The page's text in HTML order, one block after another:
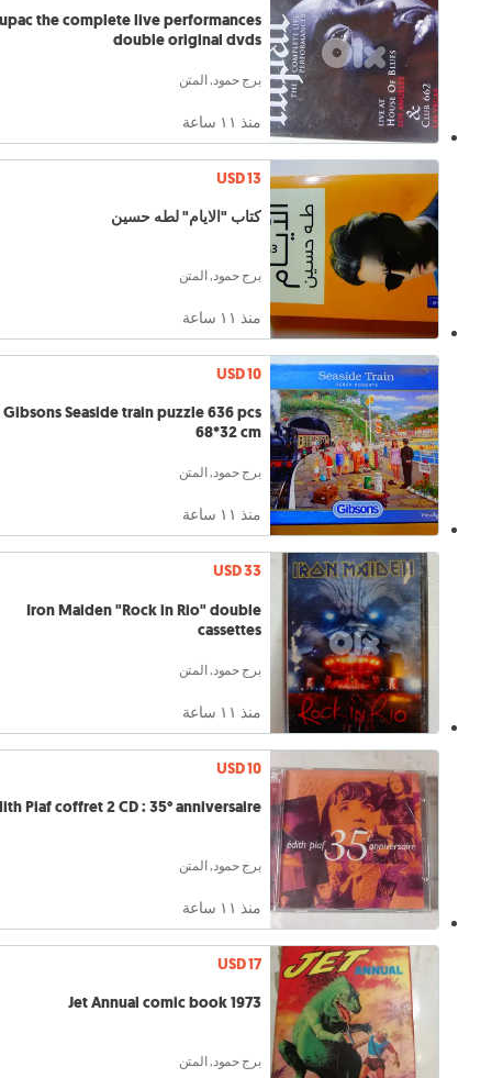
the complete live performances
double original dvds
برج حمود, المتن
منذ ١١ ساعة
USD 13
كتاب "الايام" لطه حسين
برج حمود, المتن
منذ ١١ ساعة
USD 10
Gibsons Seaside train puzzle 636 pcs
68*32 cm
برج حمود, المتن
منذ ١١ ساعة
USD 33
Iron Maiden "Rock in Rio" double
cassettes
برج حمود, المتن
منذ ١١ ساعة
USD 10
Piaf coffret 2 CD : 35° anniversaire
برج حمود, المتن
منذ ١١ ساعة
USD 17
Jet Annual comic book 1973
برج حمود, المتن